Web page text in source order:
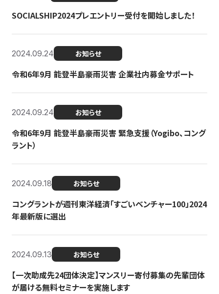
SOCIALSHIP2024プレエントリー受付を開始しました！
2024.09.24 お知らせ
令和6年9月 能登半島豪雨災害 企業社内募金サポート
2024.09.24 お知らせ
令和6年9月 能登半島豪雨災害 緊急支援（Yogibo、コング
ラント）
2024.09.18 お知らせ
コングラントが週刊東洋経済「すごいベンチャー100」2024
年最新版に選出
2024.09.13 お知らせ
【一次助成先24団体決定】マンスリー寄付募集の先輩団体
が届ける無料セミナーを実施します